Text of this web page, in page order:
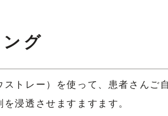
グ
トレー）を使って、患者さんご
浸透させますますます。